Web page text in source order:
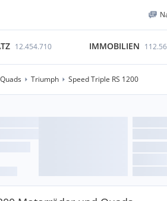
12.454.710 IMMOBILIEN
Triumph Speed Triple RS 1200